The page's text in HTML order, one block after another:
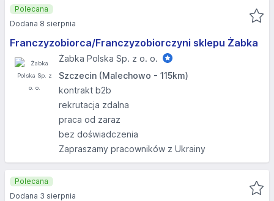
Franczyzobiorca/Franczyzobiorczyni sklepu Żabka
Żabka Polska Sp. z o. o.
Szczecin (Malechowo - 115km)
kontrakt b2b
rekrutacja zdalna
praca od zaraz
bez doświadczenia
Zapraszamy pracowników z Ukrainy
Polecana
Dodana 8 sierpnia
Polecana
Dodana 3 sierpnia